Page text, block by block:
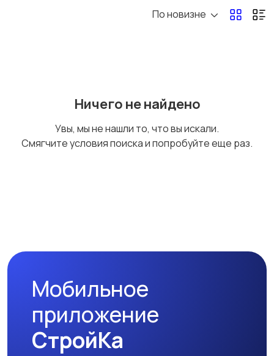
Музыкальные центры
портативное аудио
По новизне
Ничего не найдено
Увы, мы не нашли то, что вы искали.
Смягчите условия поиска и попробуйте еще раз.
Мобильное
приложение
СтройКа